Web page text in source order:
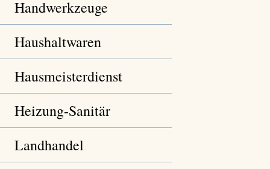
Handwerkzeuge
Haushaltwaren
Hausmeisterdienst
Heizung-Sanitär
Landhandel